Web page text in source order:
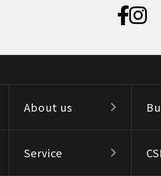
About us
Service